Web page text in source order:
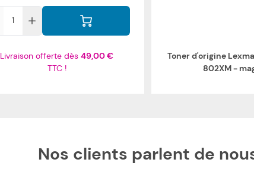
Livraison offerte dès49,00 €
TTC !
Toner d'origine
802XM -
Nos clients parlent de